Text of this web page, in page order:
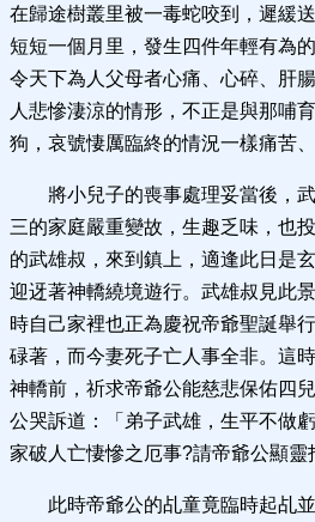
在歸途樹叢里被一毒蛇咬到，遲緩
短短一個月里，發生四件年輕有為
令天下為人父母者心痛、心碎、肝
人悲慘淒涼的情形，不正是與那哺
狗，哀號悽厲臨終的情況一樣痛苦
將小兒子的喪事處理妥當後，
三的家庭嚴重變故，生趣乏味，也
的武雄叔，來到鎮上，適逢此日是
迎迓著神轎繞境遊行。武雄叔見此
時自己家裡也正為慶祝帝爺聖誕舉
碌著，而今妻死子亡人事全非。這
神轎前，祈求帝爺公能慈悲保佑四
公哭訴道：「弟子武雄，生平不做
家破人亡悽慘之厄事?請帝爺公顯靈
此時帝爺公的乩童竟臨時起乩